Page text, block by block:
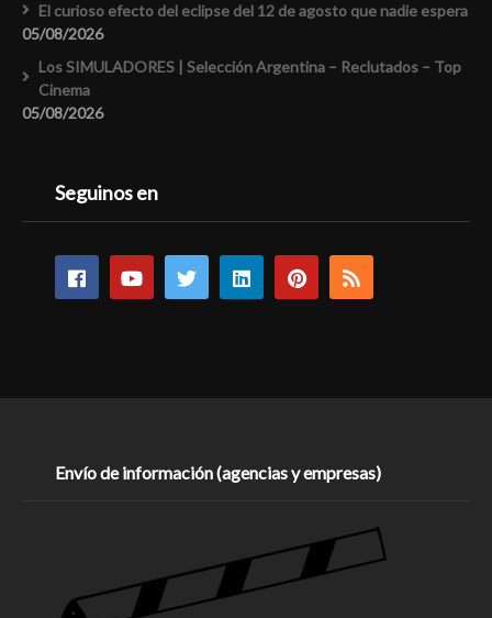
El curioso efecto del eclipse del 12 de agosto que nadie espera
05/08/2026
Los SIMULADORES | Selección Argentina – Reclutados – Top
Cinema
05/08/2026
Seguinos en
Envío de información (agencias y empresas)